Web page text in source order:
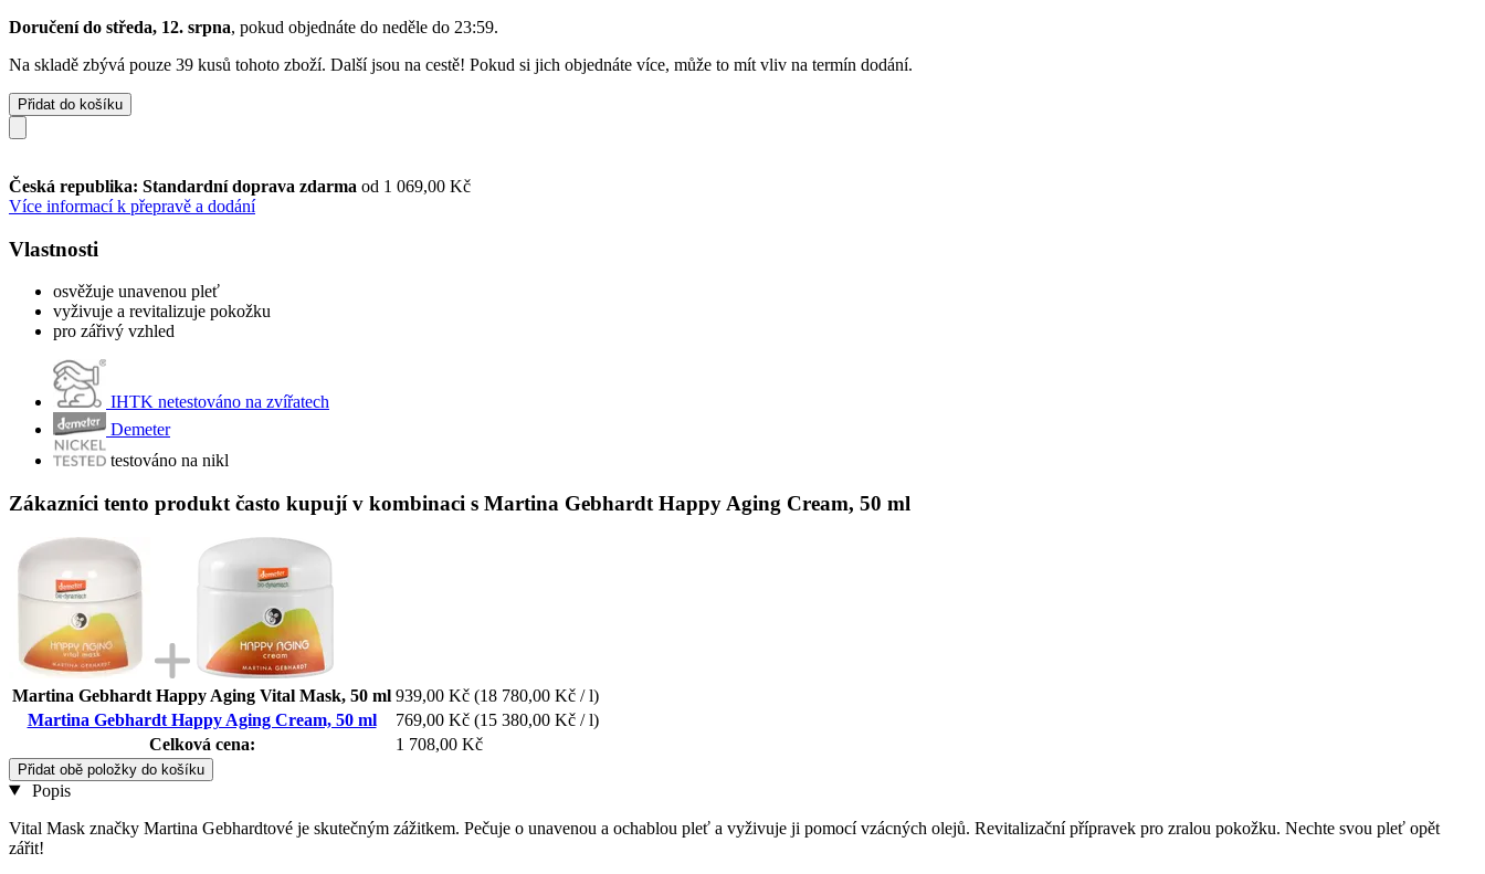
Doručení do středa, 12. srpna, pokud objednáte do neděle do 23:59.
Na skladě zbývá pouze 39 kusů tohoto zboží. Další jsou na cestě! Pokud si jich objednáte více, může to mít vliv na termín dodání.
Přidat do košíku
Česká republika: Standardní doprava zdarma od 1 069,00 Kč
Více informací k přepravě a dodání
Vlastnosti
osvěžuje unavenou pleť
vyživuje a revitalizuje pokožku
pro zářivý vzhled
IHTK netestováno na zvířatech
Demeter
testováno na nikl
Zákazníci tento produkt často kupují v kombinaci s Martina Gebhardt Happy Aging Cream, 50 ml
Martina Gebhardt Happy Aging Vital Mask, 50 ml 939,00 Kč (18 780,00 Kč / l)
Martina Gebhardt Happy Aging Cream, 50 ml
769,00 Kč (15 380,00 Kč / l)
Celková cena:
1 708,00 Kč
Přidat obě položky do košíku
Popis
Vital Mask značky Martina Gebhardtové je skutečným zážitkem. Pečuje o unavenou a ochablou pleť a vyživuje ji pomocí vzácných olejů. Revitalizační přípravek pro zralou pokožku. Nechte svou pleť opět
zářit!